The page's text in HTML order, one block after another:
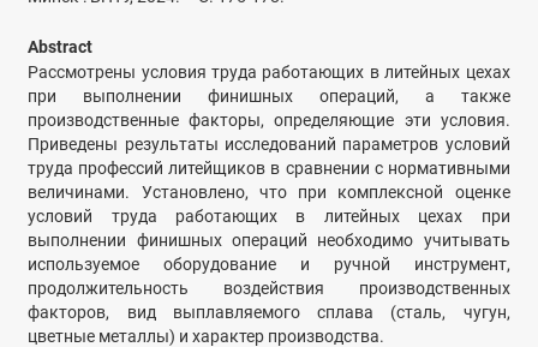
Abstract
Рассмотрены условия труда работающих в литейных цехах
при выполнении финишных операций, а также
производственные факторы, определяющие эти условия.
Приведены результаты исследований параметров условий
труда профессий литейщиков в сравнении с нормативными
величинами. Установлено, что при комплексной оценке
условий труда работающих в литейных цехах при
выполнении финишных операций необходимо учитывать
используемое оборудование и ручной инструмент,
продолжительность воздействия производственных
факторов, вид выплавляемого сплава (сталь, чугун,
цветные металлы) и характер производства.